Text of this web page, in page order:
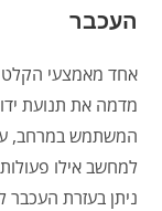
העכבר
אחד מאמצעי הקלט
מדמה את תנועת
המשתמש במרחב,
למחשב אילו
ניתן בעזרת העכבר